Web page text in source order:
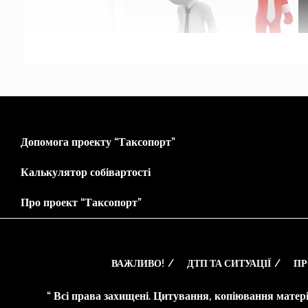
Допомога проекту “Таксопорт”
Калькулятор собівартості
Про проект “Таксопорт”
ВАЖЛИВО! ДТП ТА СИТУАЦІЇ
“ Всі права захищені. Цитування, копіювання